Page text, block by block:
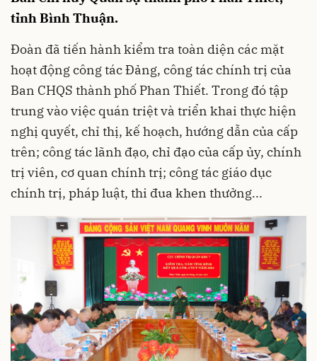
tỉnh Bình Thuận.
Đoàn đã tiến hành kiểm tra toàn diện các mặt
hoạt động công tác Đảng, công tác chính trị của
Ban CHQS thành phố Phan Thiết. Trong đó tập
trung vào việc quán triệt và triển khai thực hiện
nghị quyết, chỉ thị, kế hoạch, hướng dẫn của cấp
trên; công tác lãnh đạo, chỉ đạo của cấp ủy, chính
trị viên, cơ quan chính trị; công tác giáo dục
chính trị, pháp luật, thi đua khen thưởng...